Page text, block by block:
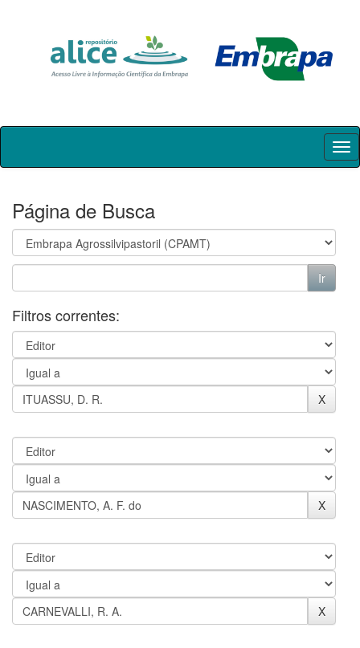
Skip
Página de Busca
Filtros correntes: